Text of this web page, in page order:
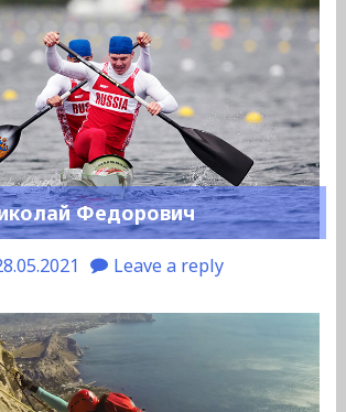
Федорович
Leave a reply